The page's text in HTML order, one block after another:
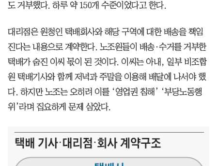
도 거부했다. 하루 약 150개 수준이었다고 한다.
대리점은 원청인 택배회사와 해당 구역에 대한 배송을 책임
진다는 내용으로 계약한다. 노조원들이 배송·수거를 거부한
택배가 숨진 이씨 몫이 된 것이다. 이씨는 아내, 일부 비조합
원 택배기사와 함께 저녁과 주말을 이용해 배달에 나서야 했
다. 하지만 노조는 오히려 이를 ‘영업권 침해’ ‘부당노동행
위’라며 집요하게 문제 삼았다.